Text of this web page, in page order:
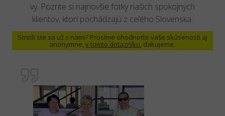
vy. Pozrite si najnovšie fotky našich spokojných
klientov, ktorí pochádzajú z celého Slovenska.
Stretli ste sa už s nami? Prosíme ohodnoťte vaše skúsenosti aj
anonymne,v tomto dotazníku, ďakujeme.